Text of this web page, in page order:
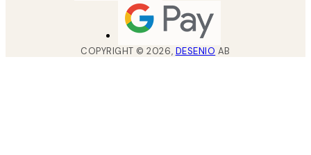
COPYRIGHT ©2026, DESENIO AB